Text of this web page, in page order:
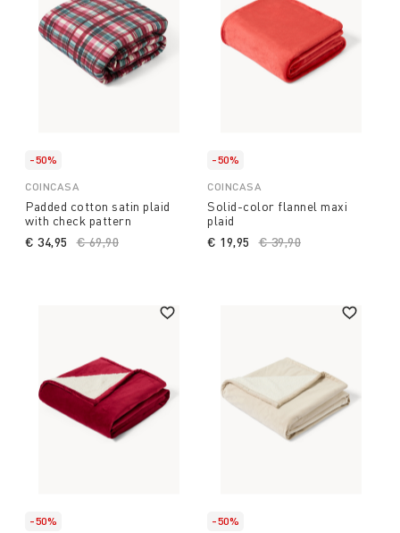
-50%
COINCASA
Padded cotton satin plaid
with check pattern
Price reduced from
€ 69,90
€ 34,95
-50%
COINCASA
Solid-color flannel maxi
plaid
Price reduced from
€ 39,90
€ 19,95
-50%
-50%